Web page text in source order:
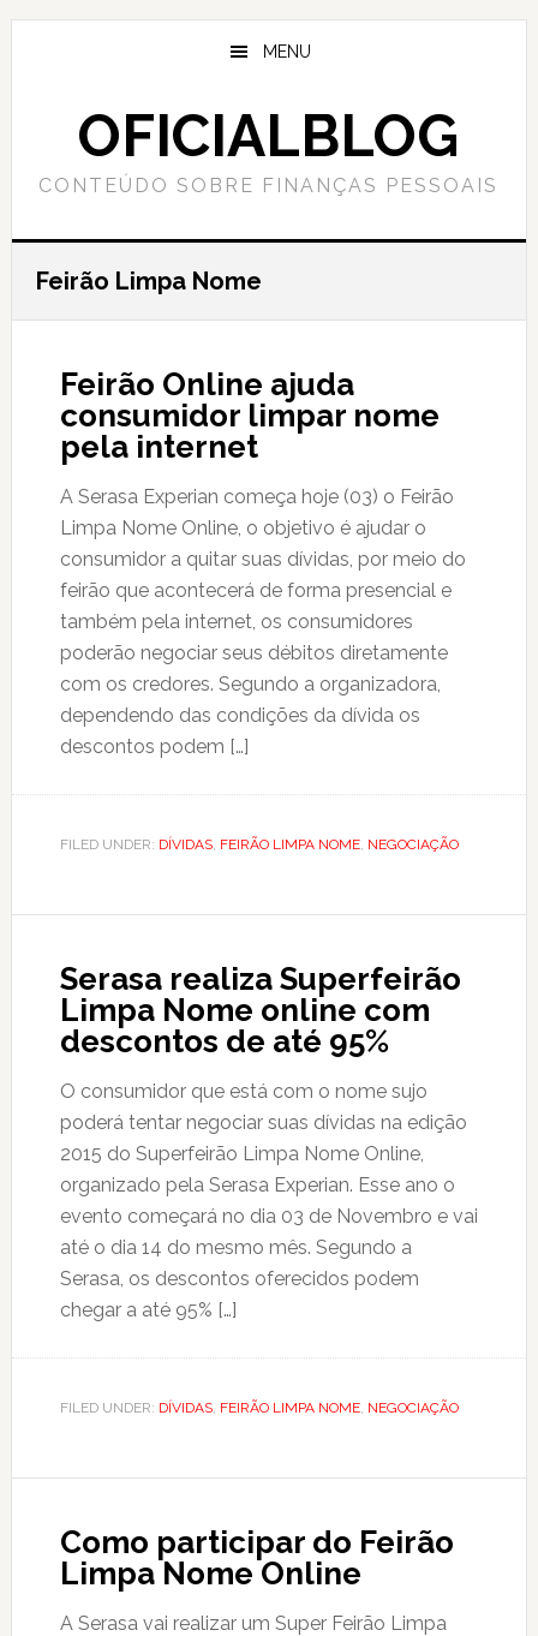
Skip
Skip
MENU
OFICIALBLOG
CONTEÚDO SOBRE FINANÇAS PESSOAIS
Feirão Limpa Nome
Feirão Online ajuda
consumidor limpar nome
pela internet
A Serasa Experian começa hoje (03) o Feirão
Limpa Nome Online, o objetivo é ajudar o
consumidor a quitar suas dívidas, por meio do
feirão que acontecerá de forma presencial e
também pela internet, os consumidores
poderão negociar seus débitos diretamente
com os credores. Segundo a organizadora,
dependendo das condições da dívida os
descontos podem […]
FILED UNDER: DÍVIDAS, FEIRÃO LIMPA NOME, NEGOCIAÇÃO
Serasa realiza Superfeirão
Limpa Nome online com
descontos de até 95%
O consumidor que está com o nome sujo
poderá tentar negociar suas dívidas na edição
2015 do Superfeirão Limpa Nome Online,
organizado pela Serasa Experian. Esse ano o
evento começará no dia 03 de Novembro e vai
até o dia 14 do mesmo mês. Segundo a
Serasa, os descontos oferecidos podem
chegar a até 95% […]
FILED UNDER: DÍVIDAS, FEIRÃO LIMPA NOME, NEGOCIAÇÃO
Como participar do Feirão
Limpa Nome Online
A Serasa vai realizar um Super Feirão Limpa